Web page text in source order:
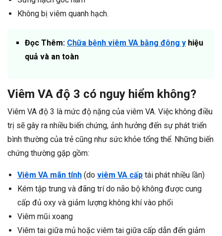
Không bị viêm quanh hạch.
Đọc Thêm: Chữa bệnh viêm VA bằng đông y hiệu
quả và an toàn
Viêm VA độ 3 có nguy hiểm không?
Viêm VA độ 3 là mức độ nặng của viêm VA. Việc không điều
trị sẽ gây ra nhiều biến chứng, ảnh hưởng đến sự phát triển
bình thường của trẻ cũng như sức khỏe tổng thể. Những biến
chứng thường gặp gồm:
Viêm VA mãn tính (do viêm VA cấp tái phát nhiều lần)
Kém tập trung và đãng trí do não bộ không được cung
cấp đủ oxy và giảm lượng không khí vào phổi
Viêm mũi xoang
Viêm tai giữa mủ hoặc viêm tai giữa cấp dẫn đến giảm